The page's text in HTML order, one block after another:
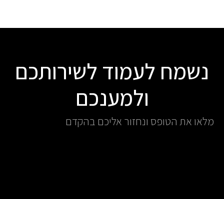
נשמח לעמוד לשירותכם
ולמענכם
מלאו את הטופס ונחזור אליכם בהקדם